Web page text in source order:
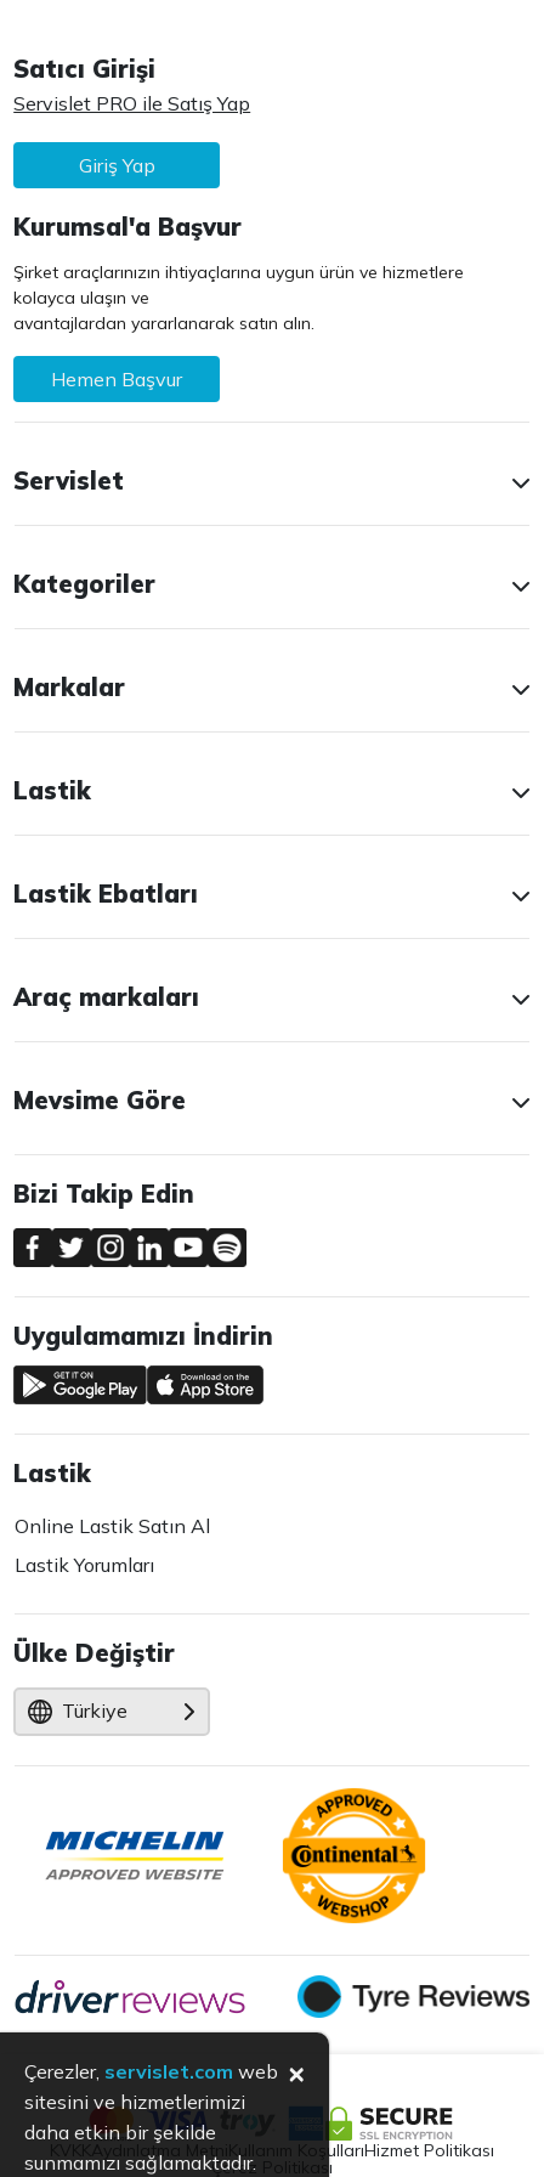
Satıcı Girişi
Servislet PRO ile Satış Yap
Giriş Yap
Kurumsal'a Başvur
Şirket araçlarınızın ihtiyaçlarına uygun ürün ve hizmetlere
kolayca ulaşın ve
avantajlardan yararlanarak satın alın.
Hemen Başvur
Servislet
Kategoriler
Markalar
Lastik
Lastik Ebatları
Araç markaları
Mevsime Göre
Bizi Takip Edin
Uygulamamızı İndirin
Lastik
Online Lastik Satın Al
Lastik Yorumları
Ülke Değiştir
Türkiye
Aydınlatma Metni Kullanım KoşullarıHizmet Politikası
Çerez Politikası
Çerezler, servislet.com web
sitesini ve hizmetlerimizi
daha etkin bir şekilde
sunmamızı sağlamaktadır.
×